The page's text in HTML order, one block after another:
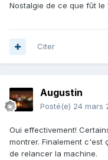
Nostalgie de ce que fût
Citer
Augustin
Posté(e) 24 mars
Oui effectivement!
montrer. Finalement c'est
de relancer la machine.